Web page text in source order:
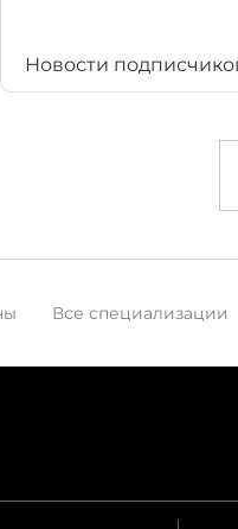
Новости
Все специализации